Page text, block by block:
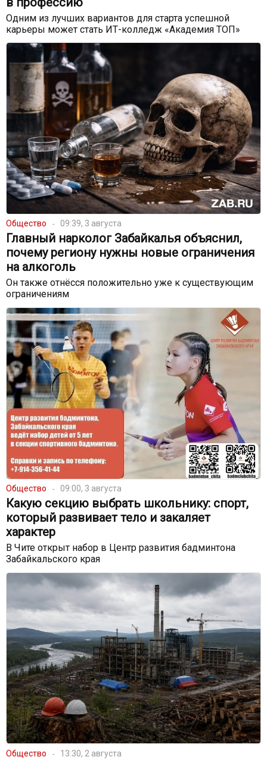
Одним из лучших вариантов для старта успешной
карьеры может стать ИТ-колледж «Академия ТОП»
Общество 09:39, 3 августа
Главный нарколог Забайкалья объяснил,
почему региону нужны новые ограничения
на алкоголь
Он также отнёсся положительно уже к существующим
ограничениям
Общество 09:00, 3 августа
Какую секцию выбрать школьнику: спорт,
который развивает тело и закаляет
характер
В Чите открыт набор в Центр развития бадминтона
Забайкальского края
Общество 13:30, 2 августа